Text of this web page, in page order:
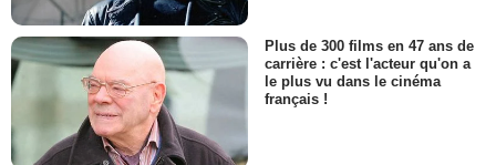
Plus de 300 films en 47 ans de
carrière : c'est l'acteur qu'on a
le plus vu dans le cinéma
français !